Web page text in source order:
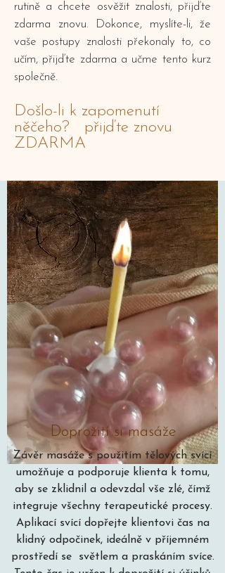
rutině a chcete osvěžit znalosti, přijďte
zdarma znovu. Dokonce, myslíte-li, že
vaše postupy znalosti překonaly to, co
učím, přijďte zdarma a učme tento kurz
společně.​
Došlo-li k zapomenutí
něčeho? přijďte znovu
ZDARMA
Doprožití si masáže
Závěr masáže s použitím tělových svící
umožňuje a podporuje klienta k tomu,
aby se zklidnil a odevzdal vše zlé, čímž
integruje všechny terapeutické procesy.
Aplikací svící dopřejte klientovi čas na
klidný odpočinek, ideálně v příjemném
prostředí se světlem a praskáním svíce.